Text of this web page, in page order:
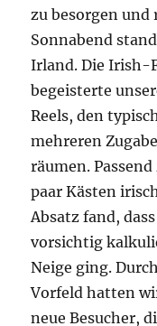
zu besorgen
Sonnabend
Irland. Die Irish-
begeisterte
Reels, den
mehreren
räumen.
paar Kästen
Absatz fand,
vorsichtig
Neige ging.
Vorfeld hatten
neue Besucher,